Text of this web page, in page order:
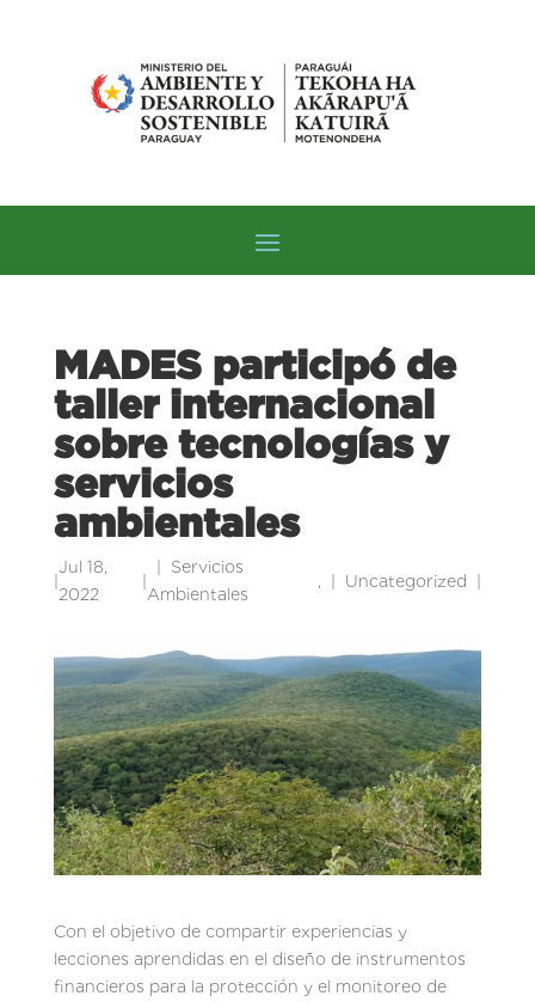
MADES participó de
taller internacional
sobre tecnologías y
servicios
ambientales
|
Jul 18,
2022
|
Servicios
Ambientales
, Uncategorized |
Con el objetivo de compartir experiencias y
lecciones aprendidas en el diseño de instrumentos
financieros para la protección y el monitoreo de